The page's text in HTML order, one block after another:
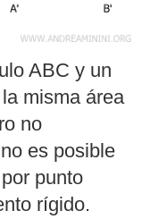
ABC y un
misma área
no
es posible
punto
rígido.